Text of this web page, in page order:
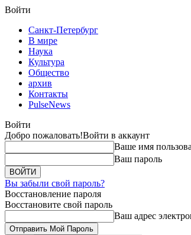
Войти
Санкт-Петербург
В мире
Наука
Культура
Общество
архив
Контакты
PulseNews
Войти
Добро пожаловать!Войти в аккаунт
Ваше имя
Ваш пароль
Вы забыли свой пароль?
Восстановление пароля
Восстановите свой пароль
Ваш адрес